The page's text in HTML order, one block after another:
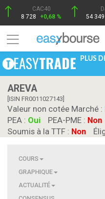
CAC40
8 728
+0,68 %
54 349
PLUS
AREVA
[ISIN FR0011027143]
Valeur non cotée Marché :
PEA : Oui PEA-PME : Non
Soumis à la TTF : Non
COURS
GRAPHIQUE
ACTUALITÉ